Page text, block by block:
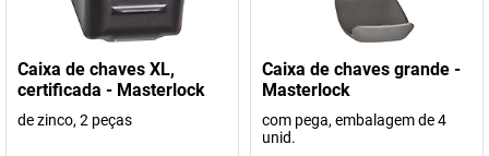
Caixa de chaves XL,
certificada - Masterlock
de zinco, 2 peças
Caixa de chaves grande -
Masterlock
com pega, embalagem de 4
unid.